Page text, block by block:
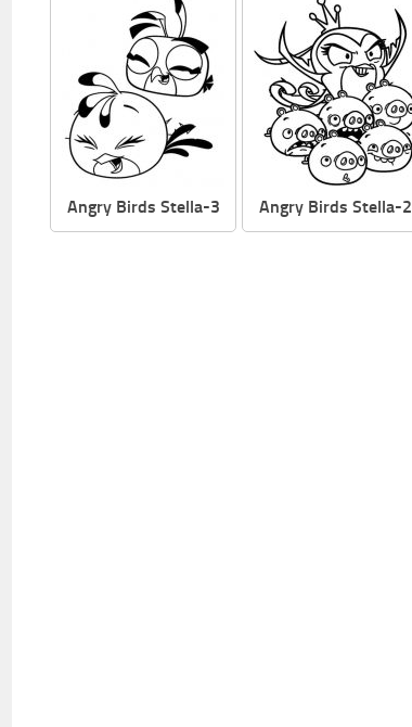
Angry Birds Stella-3 Angry Birds Stella-2